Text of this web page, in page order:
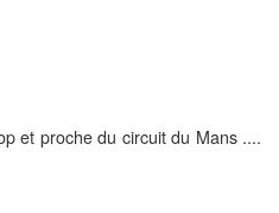
et proche du circuit du Mans ....